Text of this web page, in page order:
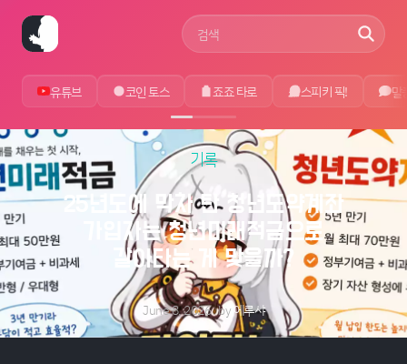
사이트 검색어
유튜브 코인 토스 죠죠 타로 스피키 픽! 말
기록
25년도에 막차 탄 청년도약계좌
가입자는 청년미래적금으로
갈아타는 게 맞을까?
June 8, 2026 by에루샤